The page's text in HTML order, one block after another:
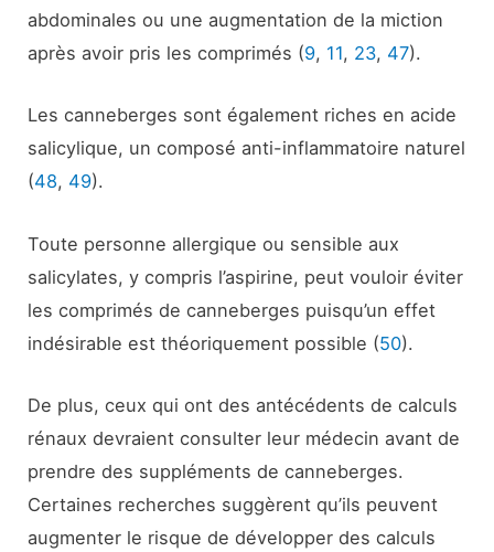
abdominales ou une augmentation de la miction
après avoir pris les comprimés (9, 11, 23, 47).
Les canneberges sont également riches en acide
salicylique, un composé anti-inflammatoire naturel
(48, 49).
Toute personne allergique ou sensible aux
salicylates, y compris l’aspirine, peut vouloir éviter
les comprimés de canneberges puisqu’un effet
indésirable est théoriquement possible (50).
De plus, ceux qui ont des antécédents de calculs
rénaux devraient consulter leur médecin avant de
prendre des suppléments de canneberges.
Certaines recherches suggèrent qu’ils peuvent
augmenter le risque de développer des calculs